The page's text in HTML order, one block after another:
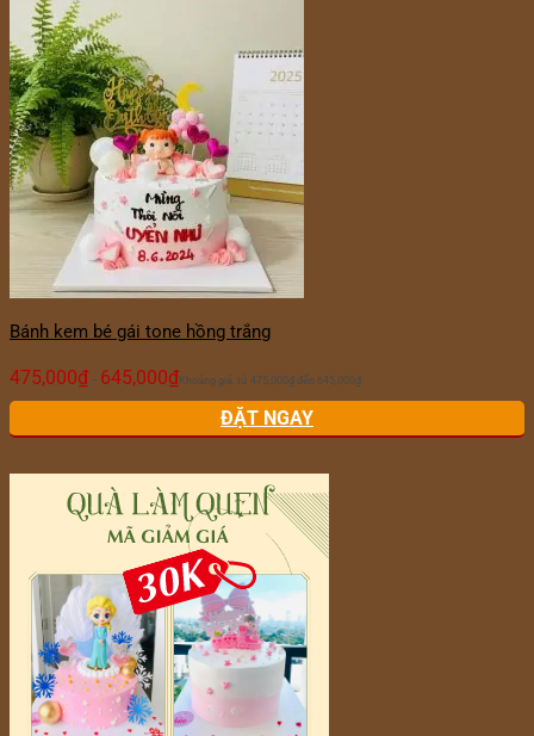
Bánh kem bé gái tone hồng trắng
475,000₫ – 645,000₫ Khoảng giá: từ 475,000₫ đến 645,000₫
ĐẶT NGAY